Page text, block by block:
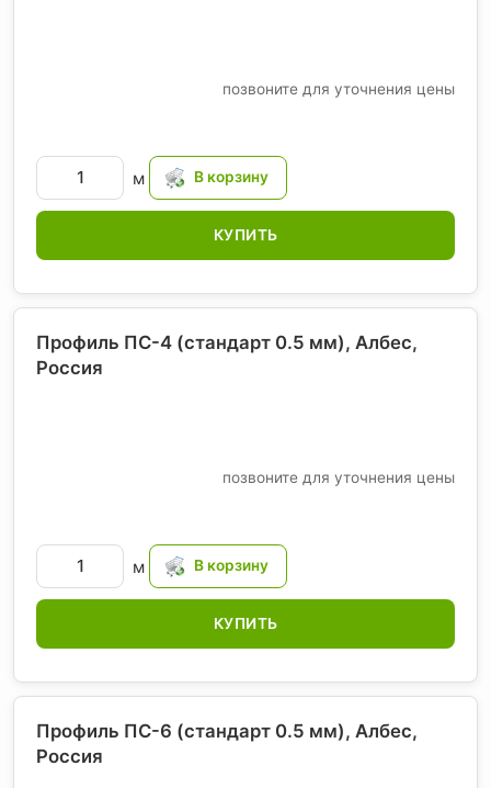
позвоните для уточнения цены
м
КУПИТЬ
Профиль ПС-4 (стандарт 0.5 мм), Албес,
Россия
позвоните для уточнения цены
м
КУПИТЬ
Профиль ПС-6 (стандарт 0.5 мм), Албес,
Россия